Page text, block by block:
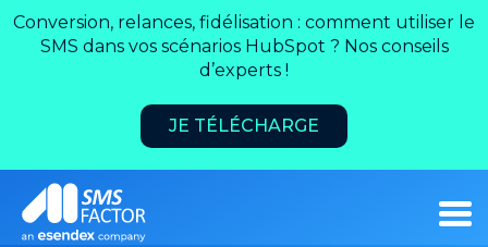
Conversion, relances, fidélisation : comment utiliser le
SMS dans vos scénarios HubSpot ? Nos conseils
d’experts !
JE TÉLÉCHARGE